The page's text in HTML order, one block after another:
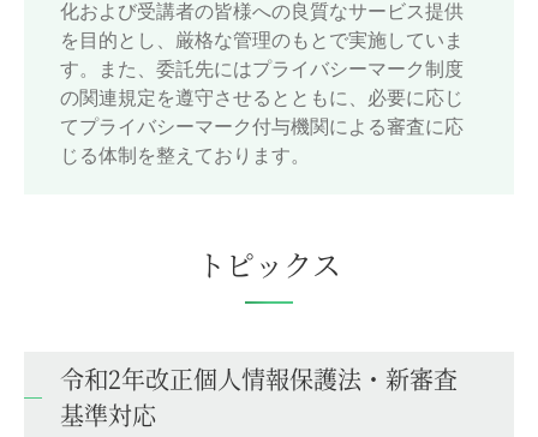
化および受講者の皆様への良質なサービス提供
を目的とし、厳格な管理のもとで実施していま
す。また、委託先にはプライバシーマーク制度
の関連規定を遵守させるとともに、必要に応じ
てプライバシーマーク付与機関による審査に応
じる体制を整えております。
トピックス
令和2年改正個人情報保護法・新審査
基準対応